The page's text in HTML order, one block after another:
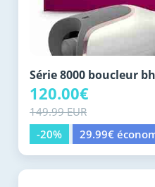
Série 8000 boucleur
120.00€
149.99 EUR
-20%
29.99€